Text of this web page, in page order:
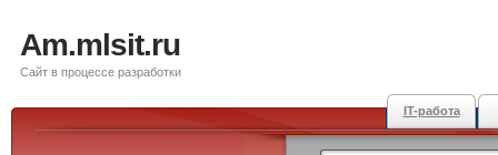
Am.mlsit.ru
Сайт в процессе разработки
IT-работа